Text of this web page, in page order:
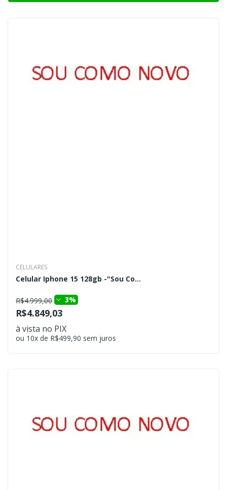
CELULARES
Celular Iphone 15 128gb -"Sou Co...
R$4.999,00 3%
R$4.849,03
à vista no PIX
ou 10x de R$499,90 sem juros